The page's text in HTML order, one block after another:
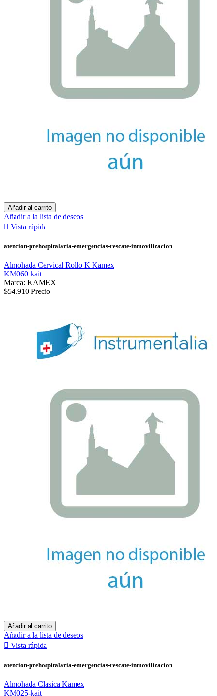
Añadir al carrito
Añadir a la lista de deseos
 Vista rápida
atencion-prehospitalaria-emergencias-rescate-inmovilizacion
Almohada Cervical Rollo K Kamex
KM060-kait
Marca: KAMEX
$54.910 Precio
Añadir al carrito
Añadir a la lista de deseos
 Vista rápida
atencion-prehospitalaria-emergencias-rescate-inmovilizacion
Almohada Clasica Kamex
KM025-kait